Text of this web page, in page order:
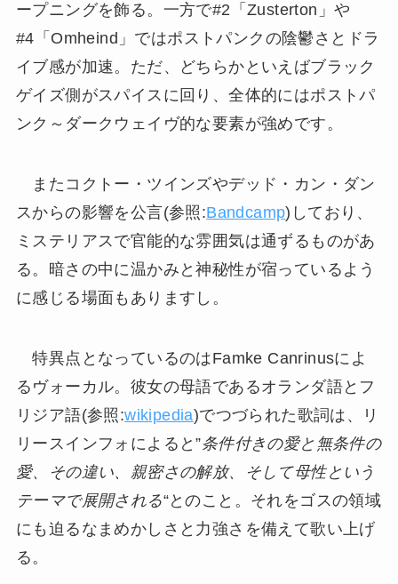
ープニングを飾る。一方で#2「Zusterton」や
#4「Omheind」ではポストパンクの陰鬱さとドラ
イブ感が加速。ただ、どちらかといえばブラック
ゲイズ側がスパイスに回り、全体的にはポストパ
ンク～ダークウェイヴ的な要素が強めです。
またコクトー・ツインズやデッド・カン・ダン
スからの影響を公言(参照:Bandcamp)しており、
ミステリアスで官能的な雰囲気は通ずるものがあ
る。暗さの中に温かみと神秘性が宿っているよう
に感じる場面もありますし。
特異点となっているのはFamke Canrinusによ
るヴォーカル。彼女の母語であるオランダ語とフ
リジア語(参照:wikipedia)でつづられた歌詞は、リ
リースインフォによると”条件付きの愛と無条件の
愛、その違い、親密さの解放、そして母性という
テーマで展開される“とのこと。それをゴスの領域
にも迫るなまめかしさと力強さを備えて歌い上げ
る。